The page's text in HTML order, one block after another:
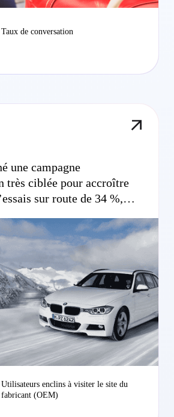
Taux de conversation
une campagne
très ciblée pour accroître
sur route de 34 %,
site auparavant
Utilisateurs enclins à visiter le site du
fabricant (OEM)